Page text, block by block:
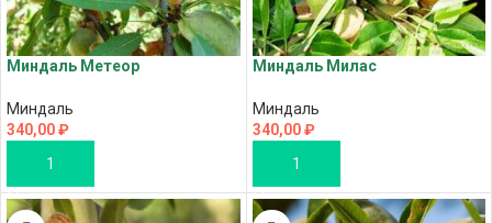
Миндаль Метеор
Миндаль
340,00₽
В КОРЗИНУ
Миндаль Милас
Миндаль
340,00₽
В КОРЗИНУ